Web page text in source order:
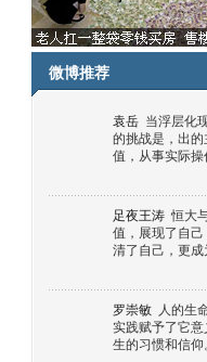
微博推荐
袁岳 当浮层化
的挑战是，出
值，从事实际
足夜王涛 恒大
值，展现了自
清了自己，更
罗崇敏 人的生
实践赋予了它
生的习惯和信仰